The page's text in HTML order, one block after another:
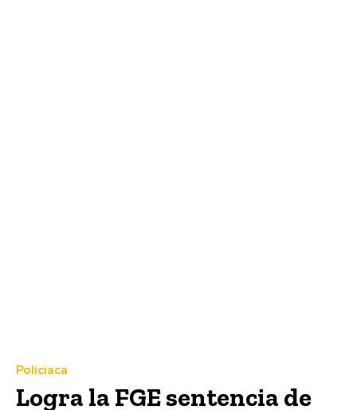
Policiaca
Logra la FGE sentencia de